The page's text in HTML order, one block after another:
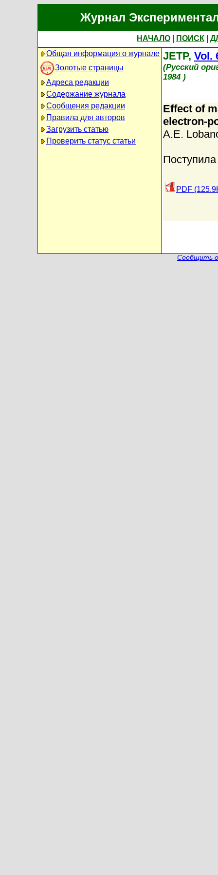
Журнал
НАЧАЛО ПОИСК
Общая информация о журнале
Золотые страницы
Адреса редакции
Содержание журнала
Сообщения редакции
Правила для авторов
Загрузить статью
Проверить статус статьи
JETP, Vol.
(Русский
1984 )
Effect of
electron-
A.E.
PDF
Сообщить о